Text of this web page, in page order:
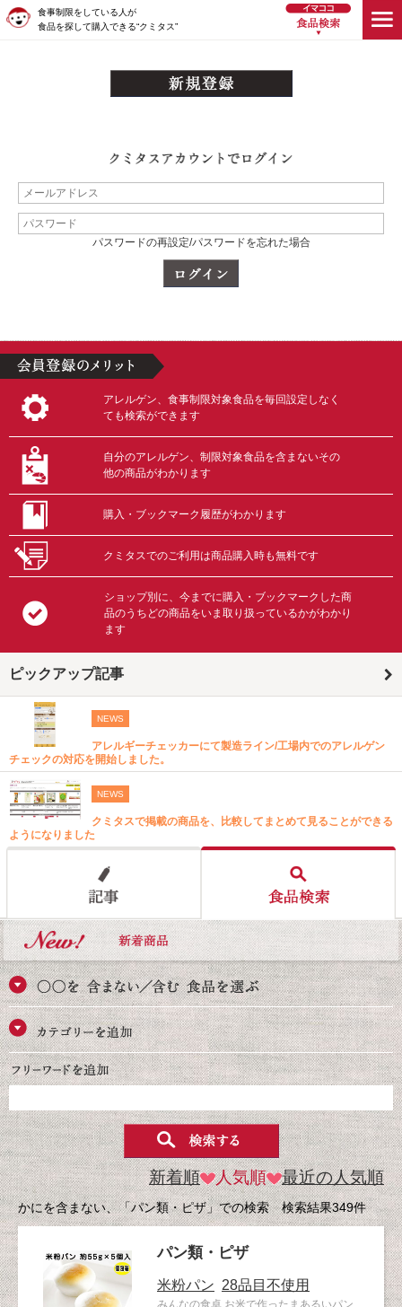
食事制限をしている人が
食品を探して購入できる“クミタス”
パスワードの再設定/パスワードを忘れた場合
アレルゲン、食事制限対象食品を毎回設定しなく
ても検索ができます
自分のアレルゲン、制限対象食品を含まないその
他の商品がわかります
購入・ブックマーク履歴がわかります
クミタスでのご利用は商品購入時も無料です
ショップ別に、今までに購入・ブックマークした商
品のうちどの商品をいま取り扱っているかがわかり
ます
ピックアップ記事
NEWS
アレルギーチェッカーにて製造ライン/工場内でのアレルゲン
チェックの対応を開始しました。
NEWS
クミタスで掲載の商品を、比較してまとめて見ることができる
ようになりました
新着順 人気順 最近の人気順
かにを含まない、「パン類・ピザ」での検索 検索結果349件
パン類・ピザ
米粉パン 28品目不使用
みんなの食卓 お米で作ったまあるいパン